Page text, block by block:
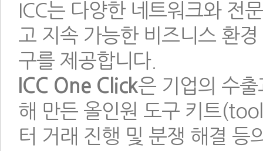
ICC는 다양한 네트워크와 전
고 지속 가능한 비즈니스 환
구를 제공합니다.
ICC One Click은 기업의 수
해 만든 올인원 도구 키트
터 거래 진행 및 분쟁 해결 등